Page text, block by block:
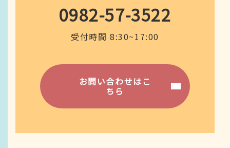
0982-57-3522
受付時間 8:30~17:00
お問い合わせはこ
ちら